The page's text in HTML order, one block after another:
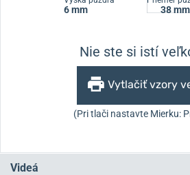
6 mm 38 mm
Nie ste si istí
Vytlačiť vzory
(Pri tlači nastavte Mierku:
Videá